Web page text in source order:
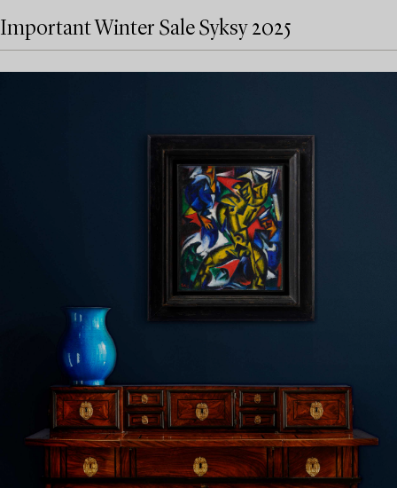
Important Winter Sale Syksy 2025